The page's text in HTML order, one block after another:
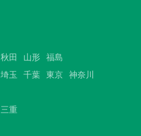
秋田 山形 福島
埼玉 千葉 東京 神奈川
三重